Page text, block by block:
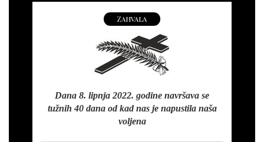
Zahvala
Dana 8. lipnja 2022. godine navršava se
tužnih 40 dana od kad nas je napustila naša
voljena